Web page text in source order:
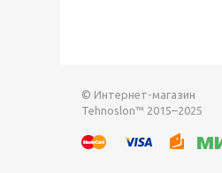
© Интернет-магазин
Tehnoslon™ 2015–2025